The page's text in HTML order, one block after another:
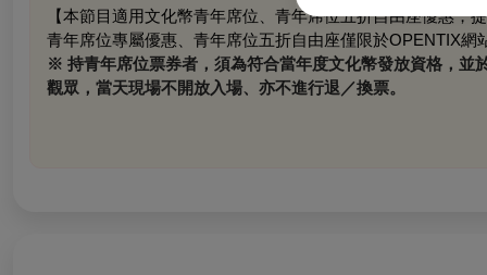
【本節目適用文化幣青年席位、青年席位五折自由座優惠，
青年席位專屬優惠、青年席位五折自由座僅限於OPENTIX網
※ 持青年席位票券者，須為符合當年度文化幣發放資格，並
觀眾，當天現場不開放入場、亦不進行退／換票。